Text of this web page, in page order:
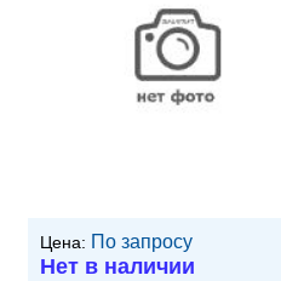
Цена: По запросу
Нет в наличии